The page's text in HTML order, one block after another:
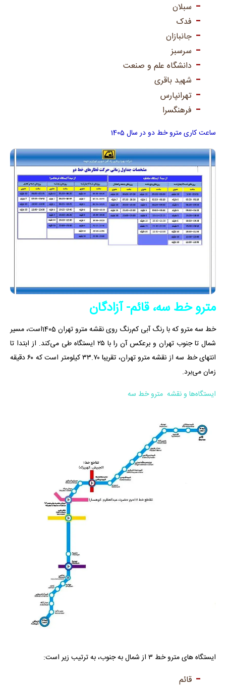
سبلان
فدک
جانبازان
سرسبز
دانشگاه علم و صنعت
شهید باقری
تهرانپارس
فرهنگسرا
ساعت کاری مترو خط دو در سال 1405
مترو خط سه، قائم- آزادگان
خط سه مترو که با رنگ آبی کم‌رنگ روی نقشه مترو تهران 1405است، مسیر
شمال تا جنوب تهران و برعکس آن را با ۲۵ ایستگاه طی می‌کند. از ابتدا تا
انتهای خط سه از نقشه مترو تهران، تقریبا ۳۳.۷۰ کیلومتر است که ۶۰ دقیقه
زمان می‌برد.
ایستگاه‌ها و نقشه مترو خط سه
ایستگاه های مترو خط ۳ از شمال به جنوب، به ترتیب زیر است:
قائم